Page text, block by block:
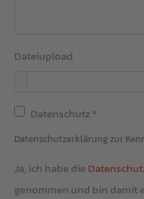
Dateiupload
Datenschutz*
Datenschutzerklärung zur
Ja, ich habe die
genommen und bin damit